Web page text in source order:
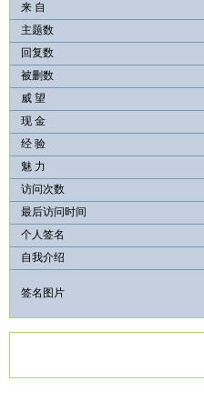
来 自
主题数
回复数
被删数
威 望
现 金
经 验
魅 力
访问次数
最后访问时间
个人签名
自我介绍
签名图片